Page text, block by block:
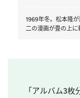
1969年冬。松本隆
二の漫画が畳の上に
「アルバム3